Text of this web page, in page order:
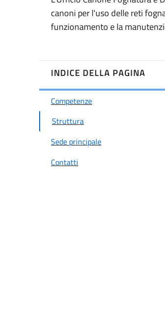
canoni per l'uso delle reti
funzionamento e la
INDICE DELLA PAGINA
Competenze
Struttura
Sede principale
Contatti